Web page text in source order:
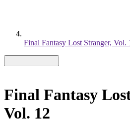
Final Fantasy Lost Stranger, Vol.
Final Fantasy
Vol. 12